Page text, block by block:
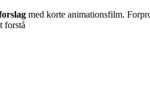
med korte animationsfilm.
forstå